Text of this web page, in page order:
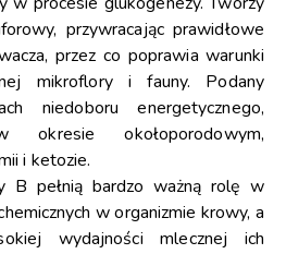
przywracając prawidłowe
przez co poprawia warunki
mikroflory i fauny. Podany
niedoboru energetycznego,
okresie okołoporodowym,
i ketozie.
B pełnią bardzo ważną rolę w
w organizmie krowy, a
wydajności mlecznej ich